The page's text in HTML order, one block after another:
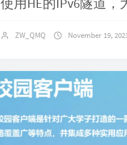
ZW_QMQ November 19,